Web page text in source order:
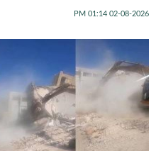
02-08-2026 01:14 PM